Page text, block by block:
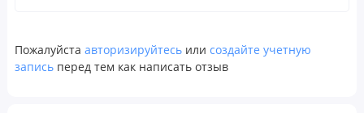
при наличии дефектов или нарушении целостности
упаковки. Хранить при комнатной температуре.
Пожалуйста авторизируйтесь или создайте учетную
запись перед тем как написать отзыв